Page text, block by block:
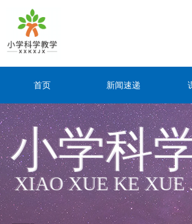
小学科
XIAO XUE KE XUE
小学科
XIAO XUE KE XUE
首页 新闻速递